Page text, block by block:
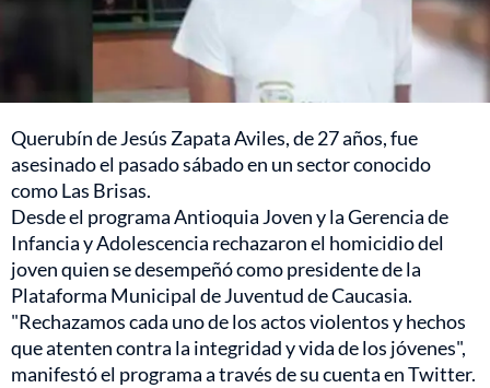
Querubín de Jesús Zapata Aviles, de 27 años, fue
asesinado el pasado sábado en un sector conocido
como Las Brisas.
Desde el programa Antioquia Joven y la Gerencia de
Infancia y Adolescencia rechazaron el homicidio del
joven quien se desempeñó como presidente de la
Plataforma Municipal de Juventud de Caucasia.
"Rechazamos cada uno de los actos violentos y hechos
que atenten contra la integridad y vida de los jóvenes",
manifestó el programa a través de su cuenta en Twitter.